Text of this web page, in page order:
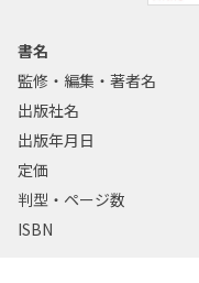
書名
監修・編集・著者名
出版社名
出版年月日
定価
判型・ページ数
ISBN